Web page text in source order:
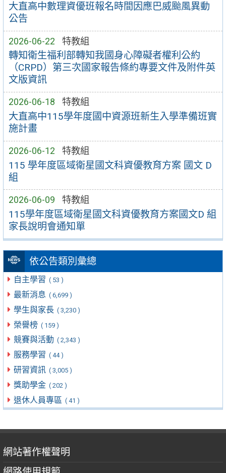
大直高中數理資優班報名時間因應巴威颱風異動
公告
2026-06-22 特教組
轉知衛生福利部轉知我國身心障礙者權利公約
（CRPD）第三次國家報告條約專要文件及附件英
文版資訊
2026-06-18 特教組
大直高中115學年度國中資源班新生入學準備班實
施計畫
2026-06-12 特教組
115 學年度區域衛星國文科資優教育方案 國文 D
組
2026-06-09 特教組
115學年度區域衛星國文科資優教育方案國文D 組
家長說明會通知單
依公告類別彙總
自主學習 ( 53 )
最新消息 ( 6,699 )
學生與家長 ( 3,230 )
榮譽榜 ( 159 )
競賽與活動 ( 2,343 )
服務學習 ( 44 )
研習資訊 ( 3,005 )
獎助學金 ( 202 )
退休人員專區 ( 41 )
網站著作權聲明